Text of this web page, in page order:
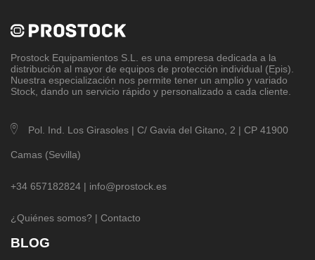
Prostock Equipamientos S.L. es una empresa dedicada a la
distribución al mayor de equipos de protección individual (Epis).
Nuestra especialización nos permite tener un amplio y variado
Stock, dando un servicio rápido y personalizado a cada cliente.
Pol. Ind. Los Girasoles | C/ Gavia del Gitano, 2 | CP 41900
Camas (Sevilla)
+34 657182824 | info@prostock.es
¿Quiénes somos? | Contacto
BLOG